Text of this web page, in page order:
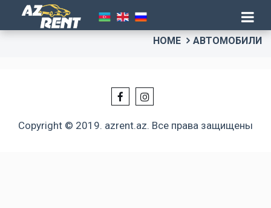
HOME АВТОМОБИЛИ
Copyright © 2019. azrent.az. Все права защищены